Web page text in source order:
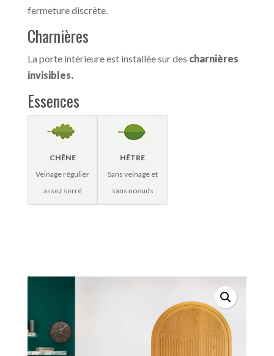
fermeture discrète.
Charnières
La porte intérieure est installée sur des charnières
invisibles.
Essences
CHÊNE
Veinage régulier
assez serré
HÊTRE
Sans veinage et
sans noeuds